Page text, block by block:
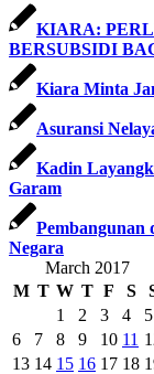
KIARA:
BERSUBSIDI
Kiara Minta
Asuransi
Kadin
Garam
Pembangunan
Negara
March 2017
M T W T F S
1
2 3 4
5
6
7 8 9 10 11
13 14 15 16 17 18